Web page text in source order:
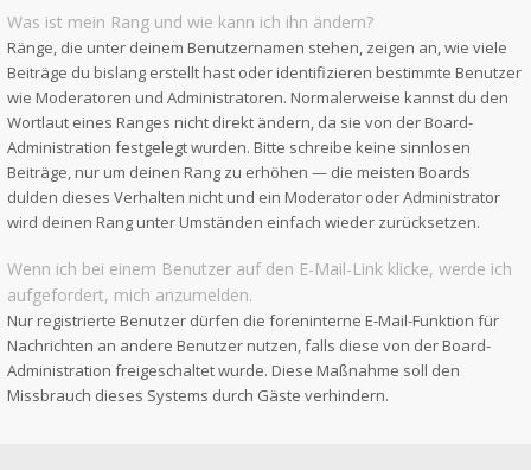
Was ist mein Rang und wie kann ich ihn ändern?
Ränge, die unter deinem Benutzernamen stehen, zeigen an, wie viele
Beiträge du bislang erstellt hast oder identifizieren bestimmte Benutzer
wie Moderatoren und Administratoren. Normalerweise kannst du den
Wortlaut eines Ranges nicht direkt ändern, da sie von der Board-
Administration festgelegt wurden. Bitte schreibe keine sinnlosen
Beiträge, nur um deinen Rang zu erhöhen — die meisten Boards
dulden dieses Verhalten nicht und ein Moderator oder Administrator
wird deinen Rang unter Umständen einfach wieder zurücksetzen.
Wenn ich bei einem Benutzer auf den E-Mail-Link klicke, werde ich
aufgefordert, mich anzumelden.
Nur registrierte Benutzer dürfen die foreninterne E-Mail-Funktion für
Nachrichten an andere Benutzer nutzen, falls diese von der Board-
Administration freigeschaltet wurde. Diese Maßnahme soll den
Missbrauch dieses Systems durch Gäste verhindern.